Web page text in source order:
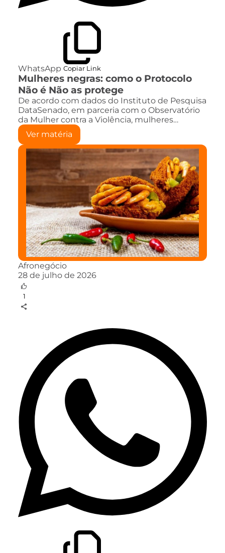
WhatsApp Copiar Link
Mulheres negras: como o Protocolo
Não é Não as protege
De acordo com dados do Instituto de Pesquisa
DataSenado, em parceria com o Observatório
da Mulher contra a Violência, mulheres…
Ver matéria
Afronegócio
28 de julho de 2026
1